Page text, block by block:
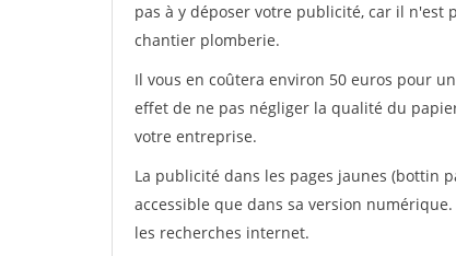
pas à y déposer votre publicité, car il n'est
chantier plomberie.
Il vous en coûtera environ 50 euros pour
effet de ne pas négliger la qualité du
votre entreprise.
La publicité dans les pages jaunes (bottin
accessible que dans sa version
les recherches internet.